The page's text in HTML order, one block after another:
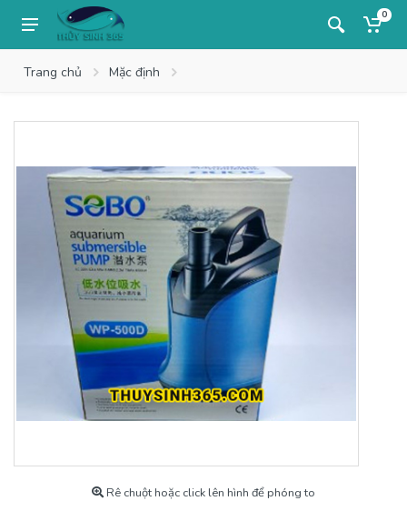
0
Trang chủ Mặc định
Rê chuột hoặc click lên hình để phóng to